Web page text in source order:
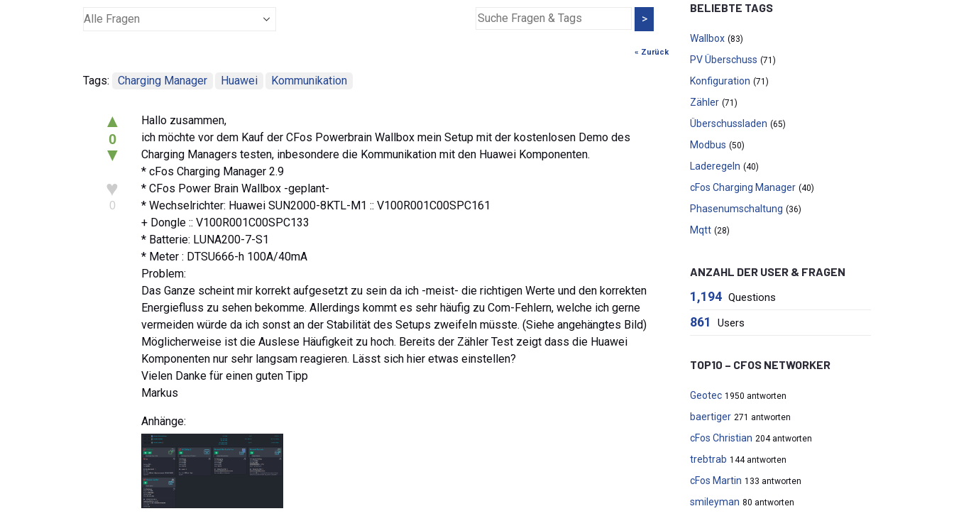
>
« Zurück
Tags: Charging Manager Huawei Kommunikation
▲
0
▼
♥
0
Hallo zusammen,
ich möchte vor dem Kauf der CFos Powerbrain Wallbox mein Setup mit der kostenlosen Demo des
Charging Managers testen, inbesondere die Kommunikation mit den Huawei Komponenten.
* cFos Charging Manager 2.9
* CFos Power Brain Wallbox -geplant-
* Wechselrichter: Huawei SUN2000-8KTL-M1 :: V100R001C00SPC161
+ Dongle :: V100R001C00SPC133
* Batterie: LUNA200-7-S1
* Meter : DTSU666-h 100A/40mA
Problem:
Das Ganze scheint mir korrekt aufgesetzt zu sein da ich -meist- die richtigen Werte und den korrekten
Energiefluss zu sehen bekomme. Allerdings kommt es sehr häufig zu Com-Fehlern, welche ich gerne
vermeiden würde da ich sonst an der Stabilität des Setups zweifeln müsste. (Siehe angehängtes Bild)
Möglicherweise ist die Auslese Häufigkeit zu hoch. Bereits der Zähler Test zeigt dass die Huawei
Komponenten nur sehr langsam reagieren. Lässt sich hier etwas einstellen?
Vielen Danke für einen guten Tipp
Markus
Anhänge:
BELIEBTE TAGS
Wallbox (83)
PV Überschuss (71)
Konfiguration (71)
Zähler (71)
Überschussladen (65)
Modbus (50)
Laderegeln (40)
cFos Charging Manager (40)
Phasenumschaltung (36)
Mqtt (28)
ANZAHL DER USER & FRAGEN
1,194 Questions
861 Users
TOP10 – CFOS NETWORKER
Geotec 1950 antworten
baertiger 271 antworten
cFos Christian 204 antworten
trebtrab 144 antworten
cFos Martin 133 antworten
smileyman 80 antworten